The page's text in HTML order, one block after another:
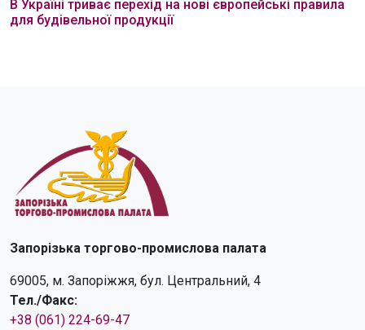
В Україні триває перехід на нові європейські правила
для будівельної продукції
Запорізька торгово-промислова палата
69005, м. Запоріжжя, бул. Центральний, 4
Тел./Факс:
+38 (061) 224-69-47